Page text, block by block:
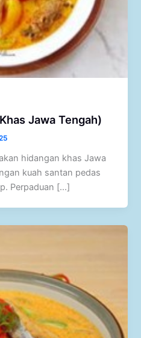
Jawa Tengah)
hidangan khas Jawa
kuah santan pedas
Perpaduan […]